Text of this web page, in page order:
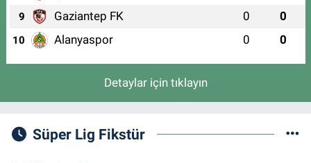
9 Gaziantep FK 0 0
10 Alanyaspor 0 0
Detaylar için tıklayın
Süper Lig Fikstür